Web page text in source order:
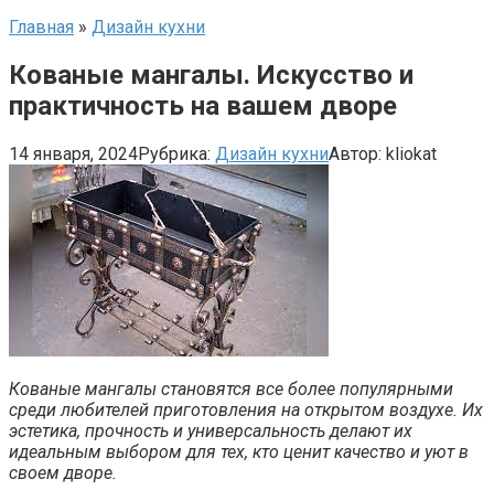
Главная » Дизайн кухни
Кованые мангалы. Искусство и
практичность на вашем дворе
14 января, 2024Рубрика: Дизайн кухниАвтор: kliokat
Кованые мангалы становятся все более популярными
среди любителей приготовления на открытом воздухе. Их
эстетика, прочность и универсальность делают их
идеальным выбором для тех, кто ценит качество и уют в
своем дворе.